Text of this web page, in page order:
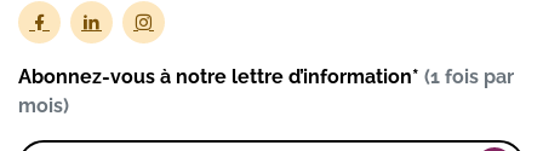
Abonnez-vous à notre lettre d’information* (1 fois par
mois)